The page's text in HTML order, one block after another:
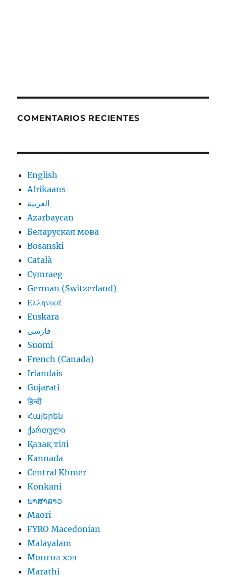
COMENTARIOS RECIENTES
English
Afrikaans
العربية
Azərbaycan
Беларуская мова
Bosanski
Català
Cymraeg
German (Switzerland)
Ελληνικά
Euskara
فارسی
Suomi
French (Canada)
Irlandais
Gujarati
हिन्दी
Հայերեն
ქართული
Қазақ тілі
Kannada
Central Khmer
Konkani
ພາສາລາວ
Maori
FYRO Macedonian
Malayalam
Монгол хэл
Marathi